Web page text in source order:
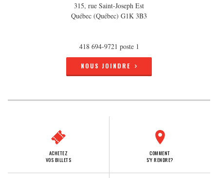
315, rue Saint-Joseph Est
Québec (Québec) G1K 3B3
418 694-9721 poste 1
NOUS JOINDRE
ACHETEZ
VOS BILLETS
COMMENT
S'Y RENDRE?